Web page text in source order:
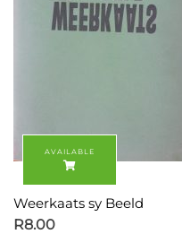
Weerkaats sy Beeld
R8.00